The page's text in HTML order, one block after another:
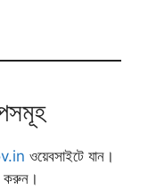
ওয়েবসাইটে যান।
করুন।